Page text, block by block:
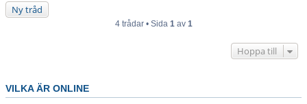
Ny tråd
4 trådar • Sida 1av 1
Hoppa till
VILKA ÄR ONLINE